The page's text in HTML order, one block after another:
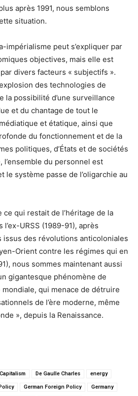
après 1991, nous semblons
situation.
impérialisme peut s’expliquer par
objectives, mais elle est
divers facteurs « subjectifs ».
des technologies de
la possibilité d’une surveillance
et du chantage de tout le
et étatique, ainsi que
du fonctionnement et de la
politiques, d’États et de sociétés
l’ensemble du personnel est
le système passe de l’oligarchie au
ce qui restait de l’héritage de la
URSS (1989-91), après
issus des révolutions anticoloniales
Orient contre les régimes qui en
nous sommes maintenant aussi
gigantesque phénomène de
qui menace de détruire
de l’ère moderne, même
», depuis la Renaissance.
Capitalism De Gaulle Charles energy
German Foreign Policy Germany